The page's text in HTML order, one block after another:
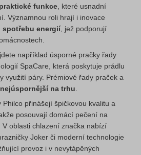
funkce, které usnadní
Významnou roli hrají i inovace
spotřebu energií, jež podporují
například úsporné pračky řady
SpaCare, která poskytuje prádlu
využití páry. Prémiové řady praček a
nejúspornější na trhu.
Philco přinášejí špičkovou kvalitu a
posouvají domácí pečení na
oblasti chlazení značka nabízí
Joker či moderní technologie
provoz i v nevytápěných